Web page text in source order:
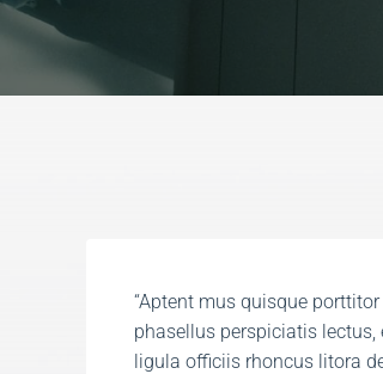
“Aptent mus quisque
phasellus perspiciatis
ligula officiis rhoncus litora